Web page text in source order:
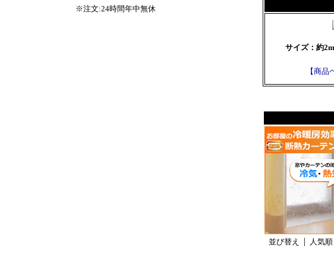
※注文:24時間年中無休
サイズ：約
【商品
並び替え 人気順